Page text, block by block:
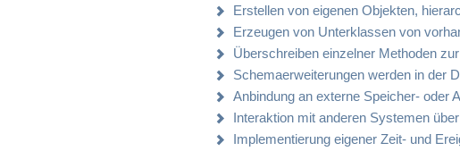
Erstellen von eigenen Objekten,
Erzeugen von Unterklassen von
Überschreiben einzelner Methoden
Schemaerweiterungen werden in der
Anbindung an externe Speicher- oder
Interaktion mit anderen Systemen
Implementierung eigener Zeit- und